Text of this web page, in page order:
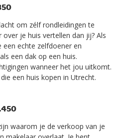
om zélf rondleidingen te
je huis vertellen dan jij? Als
een echte zelfdoener en
een dak op een huis.
wanneer het jou uitkomt.
een huis kopen in Utrecht.
waarom je de verkoop van je